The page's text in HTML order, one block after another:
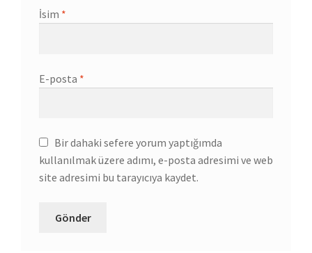
İsim *
E-posta *
Bir dahaki sefere yorum yaptığımda
kullanılmak üzere adımı, e-posta adresimi ve web
site adresimi bu tarayıcıya kaydet.